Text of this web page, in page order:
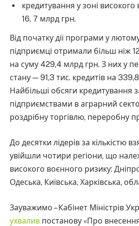
кредитування у зоні високого
16, 7 млрд грн.
Від початку дії програми у
підприємці отримали більш ніж
на суму 429,4 млрд грн. З них у
стану — 91,3 тис. кредитів на
Найбільші обсяги кредитування
підприємствами в аграрний
роздрібну торгівлю, переробну
До десятки лідерів за кількістю
увійшли чотири регіони, що
високого воєнного ризику:
Одеська, Київська, Харківська,
Зауважимо – Кабінет Міністрів
ухвалив постанову «Про